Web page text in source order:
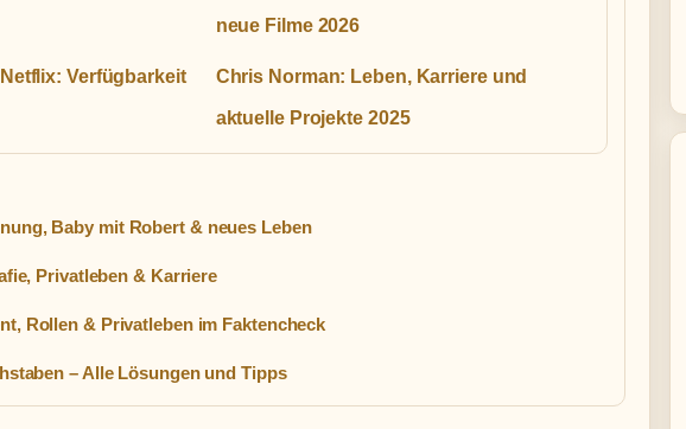
neue Filme 2026
Verfügbarkeit Chris Norman: Leben, Karriere und
aktuelle Projekte 2025
Baby mit Robert & neues Leben
Privatleben & Karriere
Rollen & Privatleben im Faktencheck
– Alle Lösungen und Tipps